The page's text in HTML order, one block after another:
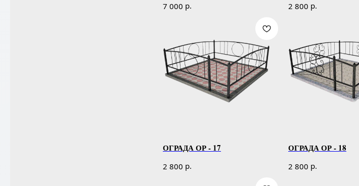
7 000 р. 2 800 р.
ОГРАДА ОР - 17
2 800 р.
ОГРАДА ОР - 18
2 800 р.